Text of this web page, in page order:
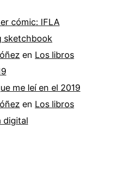
cómic: IFLA
sketchbook
en Los libros
me leí en el 2019
en Los libros
digital